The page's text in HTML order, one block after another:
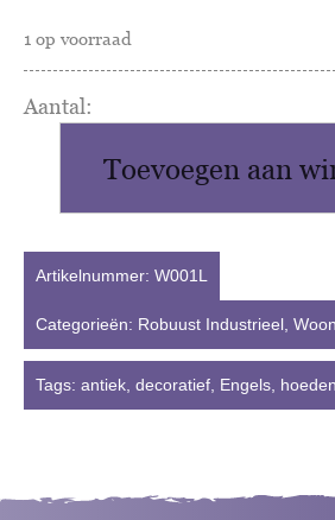
1 op voorraad
metalen
Toevoegen aan
Artikelnummer: W001L
Categorieën: Robuust Industrieel
Tags: antiek decoratief Engels